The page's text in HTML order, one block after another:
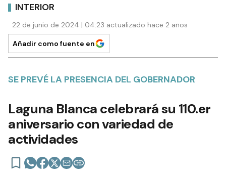
INTERIOR
22 de junio de 2024 | 04:23 actualizado hace 2 años
Añadir como fuente en
SE PREVÉ LA PRESENCIA DEL GOBERNADOR
Laguna Blanca celebrará su 110.er
aniversario con variedad de
actividades